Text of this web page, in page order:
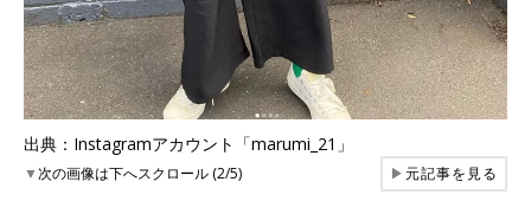
出典：Instagramアカウント「marumi_21」
▼次の画像は下へスクロール (2/5) ▶元記事を見る